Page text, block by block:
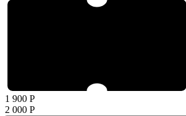
1 900 Р
2 000 Р